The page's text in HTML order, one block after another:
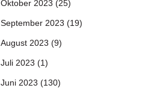
Oktober 2023 (25)
September 2023 (19)
August 2023 (9)
Juli 2023 (1)
Juni 2023 (130)